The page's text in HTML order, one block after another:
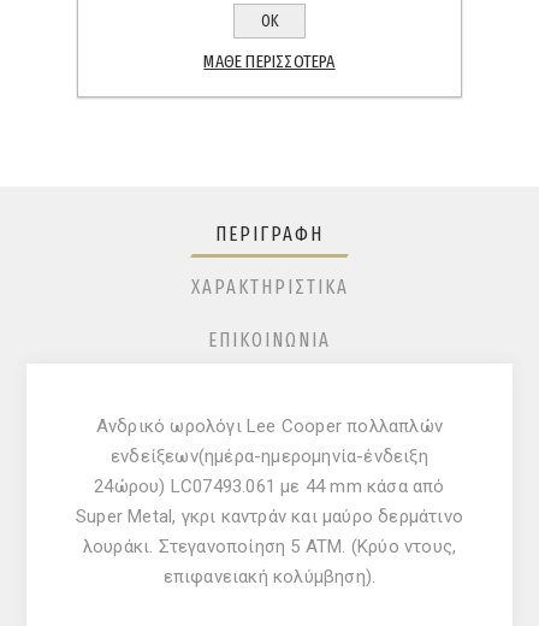
SHARE:
ΠΕΡΙΓΡΑΦΉ
ΧΑΡΑΚΤΗΡΙΣΤΙΚΆ
ΕΠΙΚΟΙΝΩΝΊΑ
Ανδρικό ωρολόγι Lee Cooper πολλαπλών
ενδείξεων(ημέρα-ημερομηνία-ένδειξη
24ώρου) LC07493.061 με 44 mm κάσα από
Super Metal, γκρι καντράν και μαύρο δερμάτινο
λουράκι. Στεγανοποίηση 5 ATM. (Κρύο ντους,
επιφανειακή κολύμβηση).
ΟΚ
ΜΆΘΕ ΠΕΡΙΣΣΌΤΕΡΑ